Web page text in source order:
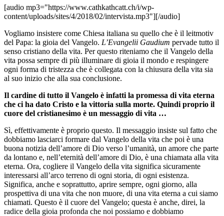
[audio mp3="https://www.cathkathcatt.ch/i/wp-
content/uploads/sites/4/2018/02/intervista.mp3"][/audio]
Vogliamo insistere come Chiesa italiana su quello che è il leitmotiv
del Papa: la gioia del Vangelo. L’Evangelii Gaudium pervade tutto il
senso cristiano della vita. Per questo riteniamo che il Vangelo della
vita possa sempre di più illuminare di gioia il mondo e respingere
ogni forma di tristezza che è collegata con la chiusura della vita sia
al suo inizio che alla sua conclusione.
Il cardine di tutto il Vangelo è infatti la promessa di vita eterna
che ci ha dato Cristo e la vittoria sulla morte. Quindi proprio il
cuore del cristianesimo è un messaggio di vita …
Sì, effettivamente è proprio questo. Il messaggio insiste sul fatto che
dobbiamo lasciarci formare dal Vangelo della vita che poi è una
buona notizia dell’amore di Dio verso l’umanità, un amore che parte
da lontano e, nell’eternità dell’amore di Dio, è una chiamata alla vita
eterna. Ora, cogliere il Vangelo della vita significa sicuramente
interessarsi all’arco terreno di ogni storia, di ogni esistenza.
Significa, anche e soprattutto, aprire sempre, ogni giorno, alla
prospettiva di una vita che non muore, di una vita eterna a cui siamo
chiamati. Questo è il cuore del Vangelo; questa è anche, direi, la
radice della gioia profonda che noi possiamo e dobbiamo